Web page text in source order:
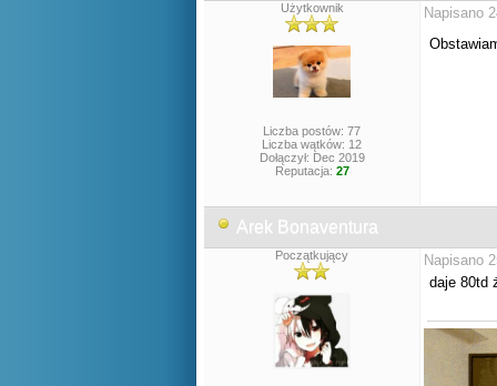
Użytkownik
Liczba postów: 77
Liczba wątków: 12
Dołączył: Dec 2019
Reputacja: 27
Napisano
Arek Bonaventura
Początkujący
Napisano
daje 80td